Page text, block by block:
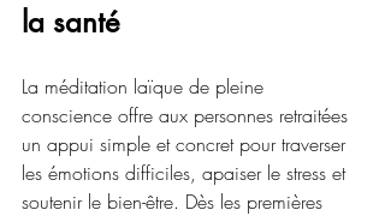
la santé
La méditation laïque de pleine
conscience offre aux personnes retraitées
un appui simple et concret pour traverser
les émotions difficiles, apaiser le stress et
soutenir le bien-être. Dès les premières